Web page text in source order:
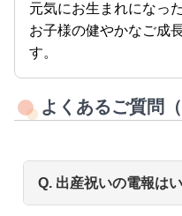
元気にお生まれになっ
お子様の健やかなご成
す。
よくあるご質問
Q. 出産祝いの電報は